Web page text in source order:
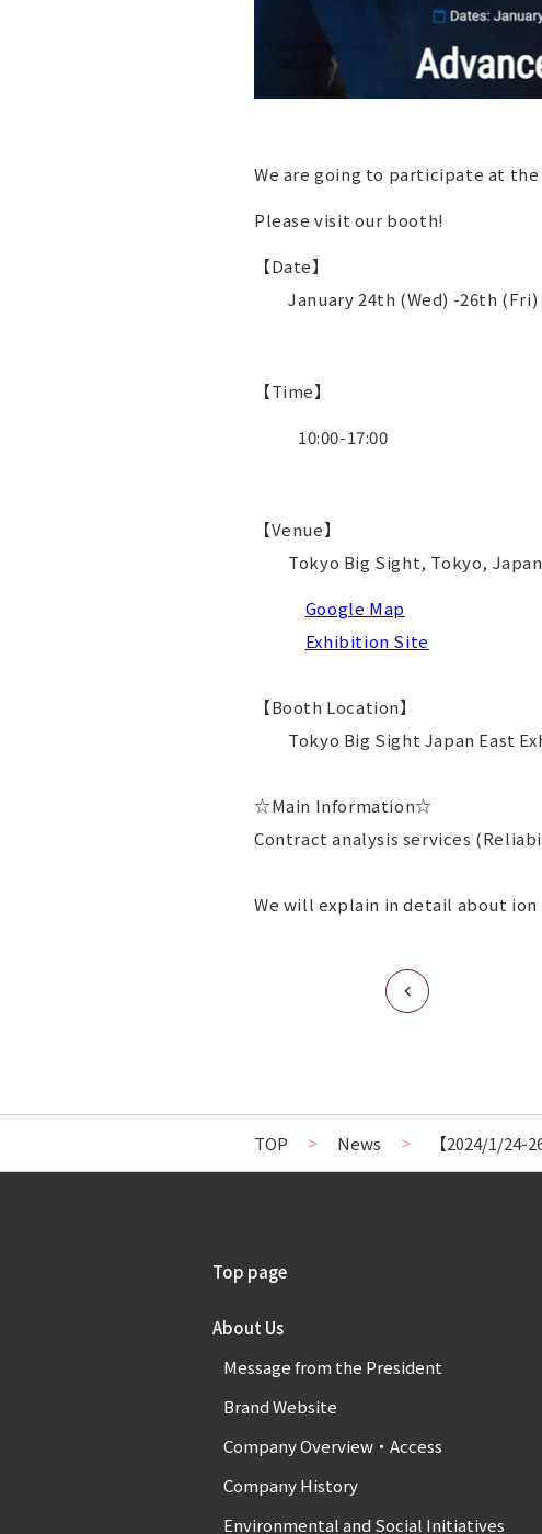
We are going to participate at the
Please visit our booth!
【Date】
January 24th (Wed) -26th (Fri)
【Time】
10:00-17:00
【Venue】
Tokyo Big Sight, Tokyo, Japan
Google Map
Exhibition Site
【Booth Location】
Tokyo Big Sight Japan East
☆Main Information☆
Contract analysis services
We will explain in detail about
TOP > News > 【2024/1/
Top page
About Us
Message from the President
Brand Website
Company Overview・Access
Company History
Environmental and Social Initiatives